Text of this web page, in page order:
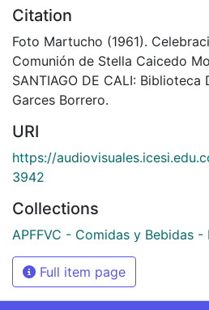
Citation
Foto Martucho (1961).
Comunión de Stella Caicedo
SANTIAGO DE CALI:
Garces Borrero.
URI
https://
3942
Collections
APFFVC - Comidas y Bebidas -
Full item page